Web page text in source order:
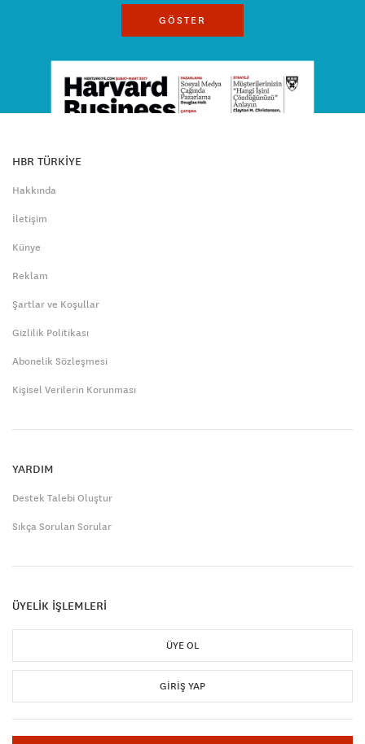
GÖSTER
HBR TÜRKİYE
Hakkında
İletişim
Künye
Reklam
Şartlar ve Koşullar
Gizlilik Politikası
Abonelik Sözleşmesi
Kişisel Verilerin Korunması
YARDIM
Destek Talebi Oluştur
Sıkça Sorulan Sorular
ÜYELİK İŞLEMLERİ
ÜYE OL
GIRIŞ YAP